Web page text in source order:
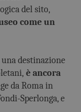
del sito,
come un
destinazione
è ancora
da Roma in
Sperlonga, e